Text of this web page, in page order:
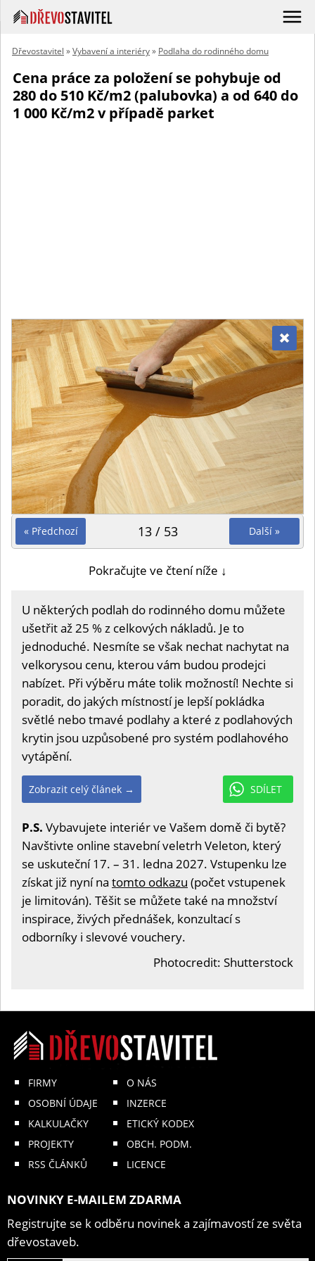
Dřevostavitel »Vybavení a interiéry» Podlaha do rodinného domu
Cena práce za položení se pohybuje od
280 do 510 Kč/m2 (palubovka) a od 640 do
1 000 Kč/m2 v případě parket
« Předchozí Další »
13 / 53
Pokračujte ve čtení níže ↓
U některých podlah do rodinného domu můžete
ušetřit až 25 % z celkových nákladů. Je to
jednoduché. Nesmíte se však nechat nachytat na
velkorysou cenu, kterou vám budou prodejci
nabízet. Při výběru máte tolik možností! Nechte si
poradit, do jakých místností je lepší pokládka
světlé nebo tmavé podlahy a které z podlahových
krytin jsou uzpůsobené pro systém podlahového
vytápění.
SDÍLET
Zobrazit celý článek →
P.S. Vybavujete interiér ve Vašem domě či bytě?
Navštivte online stavební veletrh Veleton, který
se uskuteční 17. – 31. ledna 2027. Vstupenku lze
získat již nyní na tomto odkazu (počet vstupenek
je limitován). Těšit se můžete také na množství
inspirace, živých přednášek, konzultací s
odborníky i slevové vouchery.
Photocredit: Shutterstock
FIRMY
OSOBNÍ ÚDAJE
KALKULAČKY
PROJEKTY
RSS ČLÁNKŮ
O NÁS
INZERCE
ETICKÝ KODEX
OBCH. PODM.
LICENCE
NOVINKY E-MAILEM ZDARMA
Registrujte se k odběru novinek a zajímavostí ze světa
dřevostaveb.